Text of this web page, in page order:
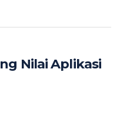
Nilai Aplikasi